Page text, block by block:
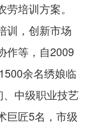
培训方案。
训，创新市场
作等，自2009
余名绣娘临
中级职业技艺
巨匠5名，市级